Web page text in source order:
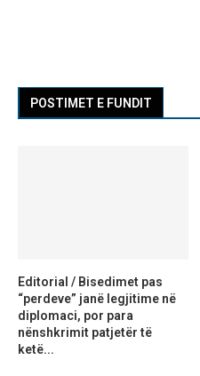
POSTIMET E FUNDIT
Editorial / Bisedimet pas
“perdeve” janë legjitime në
diplomaci, por para
nënshkrimit patjetër të
ketë...